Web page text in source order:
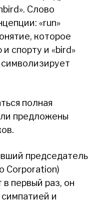
Слово
«run»
которое
спорту и «bird»
полная
предложены
председатель
Corporation)
первый раз, он
и